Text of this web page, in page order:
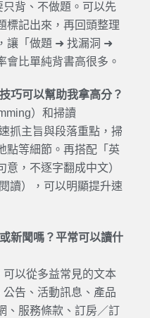
背、不做題。可以先
標記出來，再回頭整理
讓「做題 ➜ 找漏洞 ➜
會比單純背書高很多。
巧可以幫助我拿高分？
）和掃讀
抓主旨與段落重點，掃
點等細節。再搭配「英
，不逐字翻成中文）
讀），可以明顯提升速
新聞嗎？平常可以讀什
以從多益常見的文本
告、活動訊息、產品
、服務條款、訂房／訂